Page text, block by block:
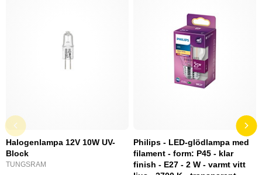
Halogenlampa 12V 10W UV-
Block
TUNGSRAM
Philips - LED-glödlampa med
filament - form: P45 - klar
finish - E27 - 2 W - varmt vitt